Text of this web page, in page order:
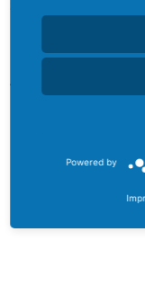
Unterkiefer in die
Einsatz von FKO-
Atmung und
Bionator,
Powered by